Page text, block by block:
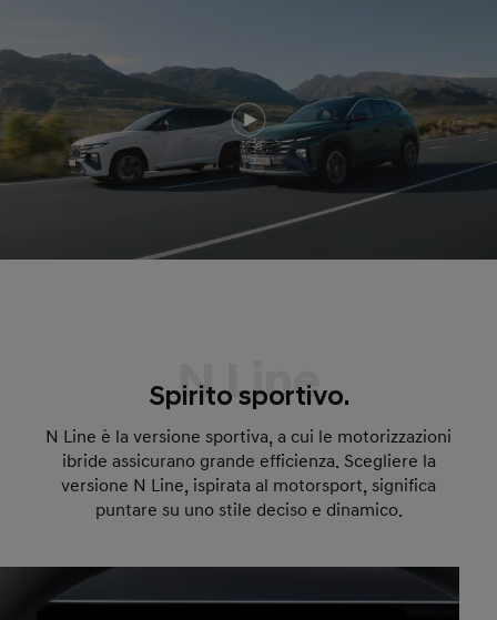
N Line
Spirito sportivo.
N Line è la versione sportiva, a cui le motorizzazioni
ibride assicurano grande efficienza. Scegliere la
versione N Line, ispirata al motorsport, significa
puntare su uno stile deciso e dinamico.